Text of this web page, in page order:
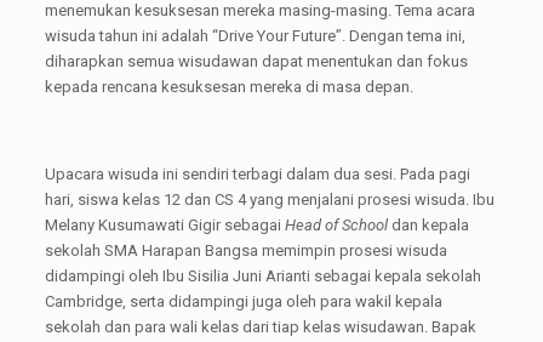
menemukan kesuksesan mereka masing-masing. Tema acara
wisuda tahun ini adalah “Drive Your Future”. Dengan tema ini,
diharapkan semua wisudawan dapat menentukan dan fokus
kepada rencana kesuksesan mereka di masa depan.
Upacara wisuda ini sendiri terbagi dalam dua sesi. Pada pagi
hari, siswa kelas 12 dan CS 4 yang menjalani prosesi wisuda. Ibu
Melany Kusumawati Gigir sebagai Head of Schooldan kepala
sekolah SMA Harapan Bangsa memimpin prosesi wisuda
didampingi oleh Ibu Sisilia Juni Arianti sebagai kepala sekolah
Cambridge, serta didampingi juga oleh para wakil kepala
sekolah dan para wali kelas dari tiap kelas wisudawan. Bapak